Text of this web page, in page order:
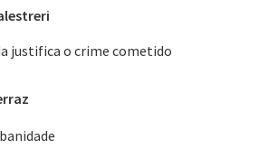
justifica o crime cometido